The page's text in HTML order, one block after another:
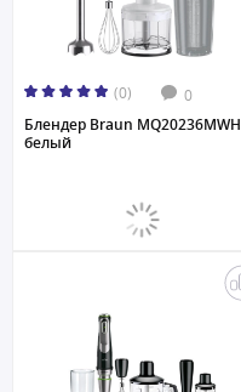
(0) 0
Блендер Braun MQ20236MWH
белый